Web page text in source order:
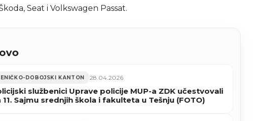
Seat i Volkswagen Passat.
DOBOJSKI KANTON 28.04.2026
službenici Uprave policije MUP-a ZDK učestvovali
11. Sajmu srednjih škola i fakulteta u Tešnju (FOTO)